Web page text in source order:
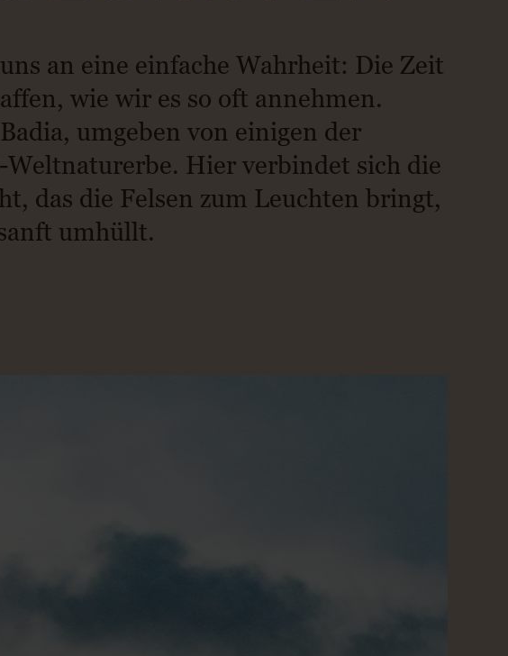
an eine einfache Wahrheit: Die Zeit
wie wir es so oft annehmen.
umgeben von einigen der
Hier verbindet sich die
das die Felsen zum Leuchten bringt,
umhüllt.